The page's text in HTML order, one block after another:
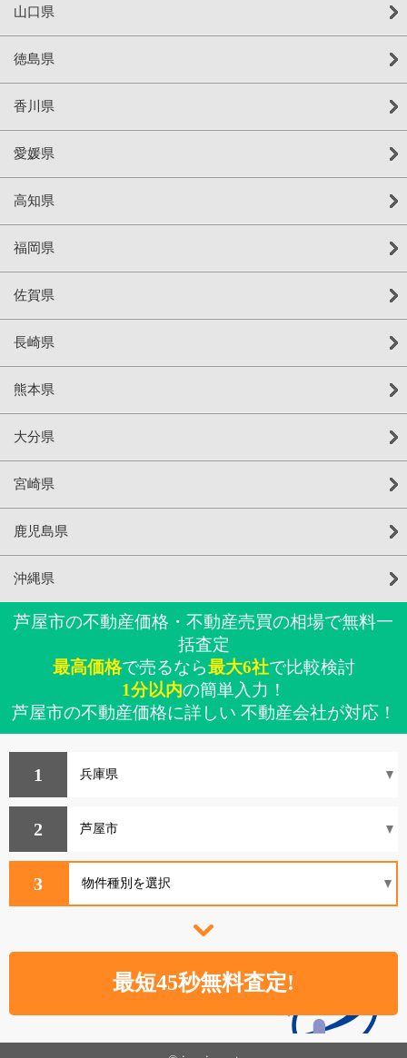
山口県
徳島県
香川県
愛媛県
高知県
福岡県
佐賀県
長崎県
熊本県
大分県
宮崎県
鹿児島県
沖縄県
芦屋市の不動産価格・不動産売買の相場で無料一
括査定
最高価格で売るなら最大6社で比較検討
1分以内の簡単入力！
芦屋市の不動産価格に詳しい 不動産会社が対応！
1
2
3